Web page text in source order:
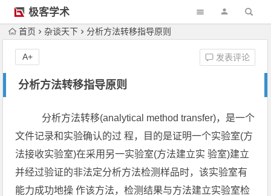
极客学术
首页 杂谈天下 分析方法转移指导原则
分析方法转移指导原则
发表评论
A+
分析方法转移(analytical method transfer)，是一个
文件记录和实验确认的过 程，目的是证明一个实验室(方
法接收实验室)在采用另一实验室(方法建立实 验室)建立
并经过验证的非法定分析方法检测样品时，该实验室有
能力成功地操 作该方法，检测结果与方法建立实验室检